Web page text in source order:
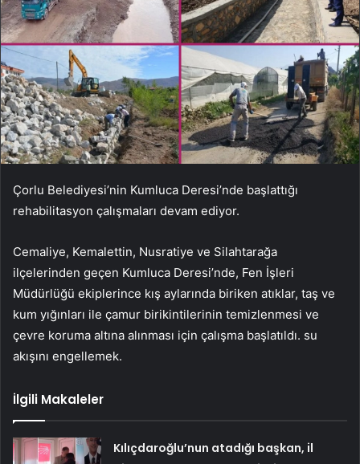
Çorlu Belediyesi’nin Kumluca Deresi’nde başlattığı
rehabilitasyon çalışmaları devam ediyor.
Cemaliye, Kemalettin, Nusratiye ve Silahtarağa
ilçelerinden geçen Kumluca Deresi’nde, Fen İşleri
Müdürlüğü ekiplerince kış aylarında biriken atıklar, taş ve
kum yığınları ile çamur birikintilerinin temizlenmesi ve
çevre koruma altına alınması için çalışma başlatıldı. su
akışını engellemek.
İlgili Makaleler
Kılıçdaroğlu’nun atadığı başkan, il